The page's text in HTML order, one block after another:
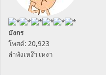
มังกร
โพสต์: 20,923
ลำพังเหง๊า เหงา